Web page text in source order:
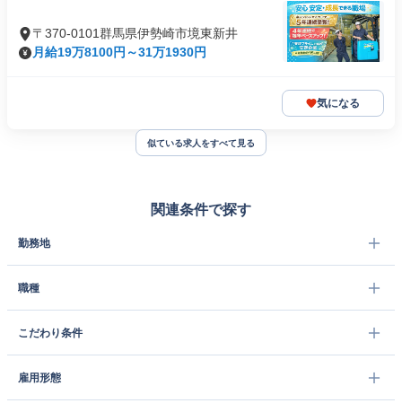
〒370-0101群馬県伊勢崎市境東新井
月給19万8100円～31万1930円
気になる
似ている求人をすべて見る
関連条件で探す
勤務地
職種
こだわり条件
雇用形態